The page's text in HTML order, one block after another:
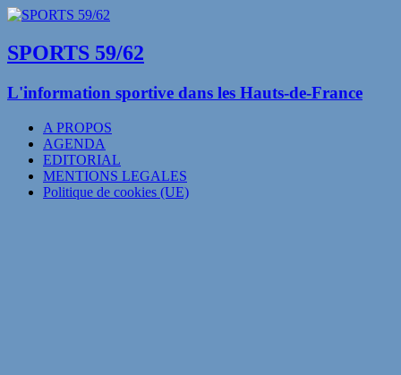
SPORTS 59/62
L'information sportive dans les Hauts-de-France
A PROPOS
AGENDA
EDITORIAL
MENTIONS LEGALES
Politique de cookies (UE)